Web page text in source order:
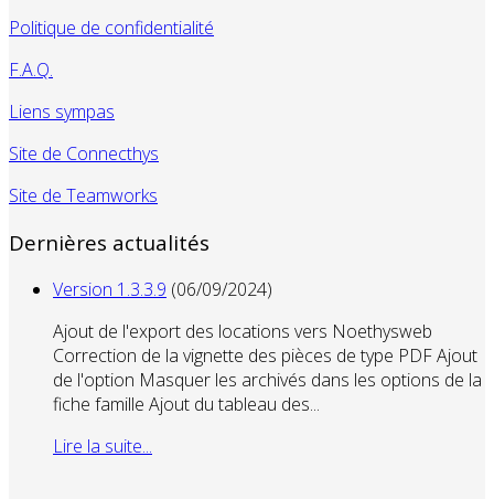
Politique de confidentialité
F.A.Q.
Liens sympas
Site de Connecthys
Site de Teamworks
Dernières actualités
Version 1.3.3.9 (06/09/2024)
Ajout de l'export des locations vers Noethysweb
Correction de la vignette des pièces de type PDF Ajout
de l'option Masquer les archivés dans les options de la
fiche famille Ajout du tableau des...
Lire la suite...